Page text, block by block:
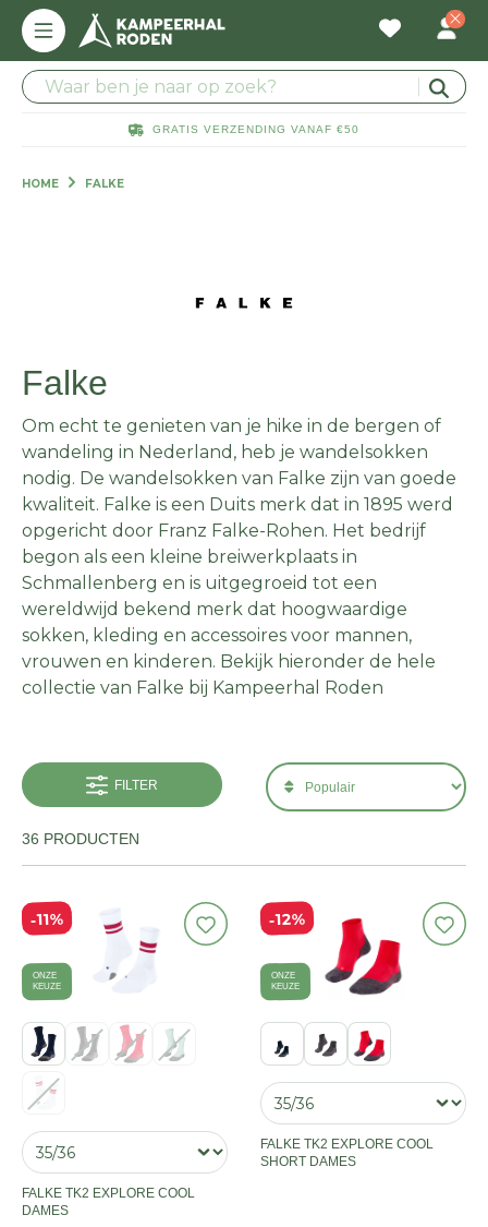
GRATIS VERZENDING VANAF €50
HOME FALKE
Falke
Om echt te genieten van je hike in de bergen of
wandeling in Nederland, heb je wandelsokken
nodig. De wandelsokken van Falke zijn van goede
kwaliteit. Falke is een Duits merk dat in 1895 werd
opgericht door Franz Falke-Rohen. Het bedrijf
begon als een kleine breiwerkplaats in
Schmallenberg en is uitgegroeid tot een
wereldwijd bekend merk dat hoogwaardige
sokken, kleding en accessoires voor mannen,
vrouwen en kinderen. Bekijk hieronder de hele
collectie van Falke bij Kampeerhal Roden
FILTER
36 PRODUCTEN
11%
ONZE
KEUZE
FALKE TK2 EXPLORE COOL
DAMES
12%
ONZE
KEUZE
FALKE TK2 EXPLORE COOL
SHORT DAMES